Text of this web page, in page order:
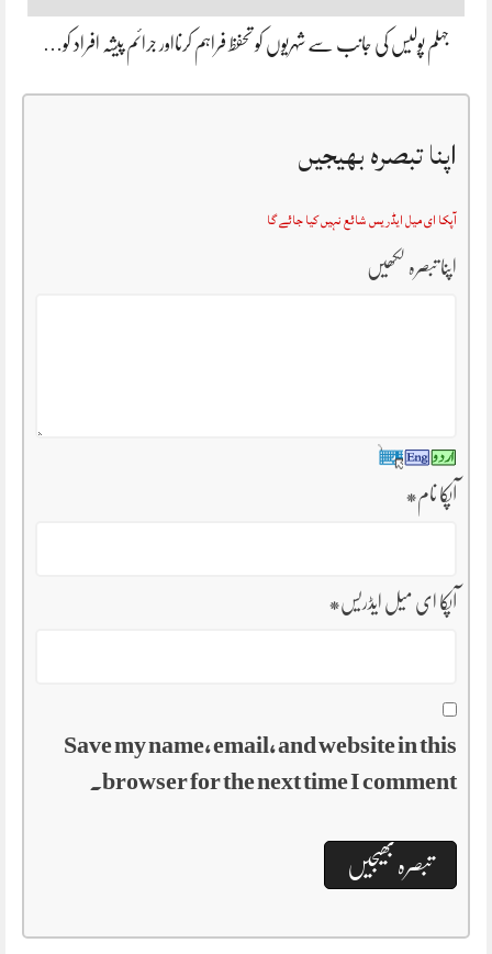
جہلم پولیس کی جانب سے شہریوں کو تحفظ فراہم کرنااور جرائم پیشہ افراد کو…
اپنا تبصرہ بھیجیں
آپکا ای میل ایڈریس شائع نہیں کیا جائے گا
اپنا تبصرہ لکھیں
آپکا نام*
آپکا ای میل ایڈریس*
Save my name, email, and website in this
browser for the next time I comment.